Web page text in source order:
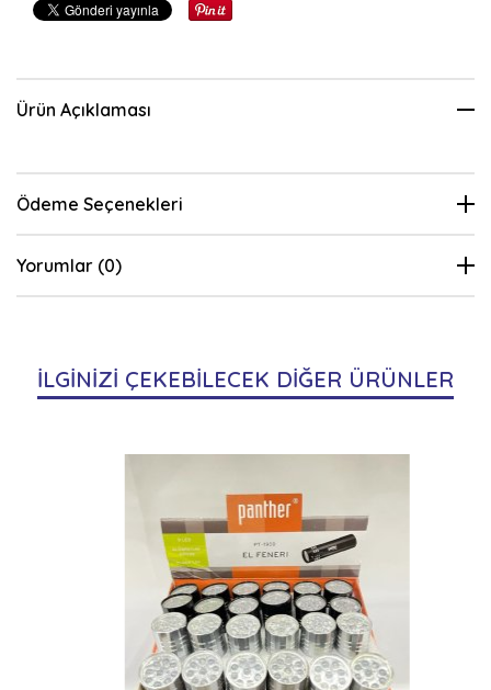
Ürün Açıklaması
Ödeme Seçenekleri
Yorumlar (0)
İLGİNİZİ ÇEKEBİLECEK DİĞER ÜRÜNLER